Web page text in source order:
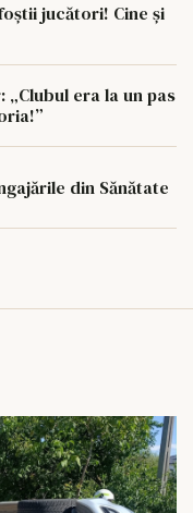
jucători! Cine și
era la un pas
din Sănătate